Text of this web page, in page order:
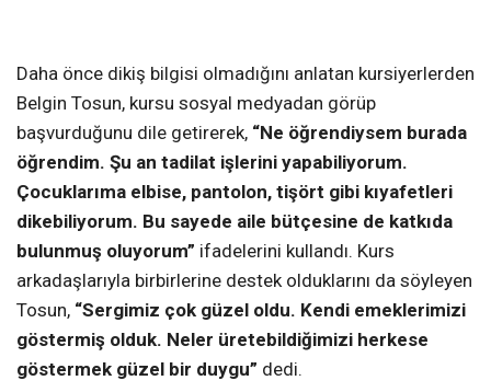
Daha önce dikiş bilgisi olmadığını anlatan kursiyerlerden
Belgin Tosun, kursu sosyal medyadan görüp
başvurduğunu dile getirerek, “Ne öğrendiysem burada
öğrendim. Şu an tadilat işlerini yapabiliyorum.
Çocuklarıma elbise, pantolon, tişört gibi kıyafetleri
dikebiliyorum. Bu sayede aile bütçesine de katkıda
bulunmuş oluyorum” ifadelerini kullandı. Kurs
arkadaşlarıyla birbirlerine destek olduklarını da söyleyen
Tosun, “Sergimiz çok güzel oldu. Kendi emeklerimizi
göstermiş olduk. Neler üretebildiğimizi herkese
göstermek güzel bir duygu” dedi.